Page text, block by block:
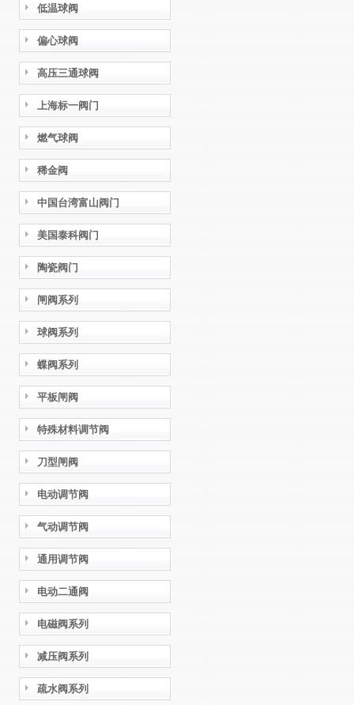
低温球阀
偏心球阀
高压三通球阀
上海标一阀门
燃气球阀
稀金阀
中国台湾富山阀门
美国泰科阀门
陶瓷阀门
闸阀系列
球阀系列
蝶阀系列
平板闸阀
特殊材料调节阀
刀型闸阀
电动调节阀
气动调节阀
通用调节阀
电动二通阀
电磁阀系列
减压阀系列
疏水阀系列